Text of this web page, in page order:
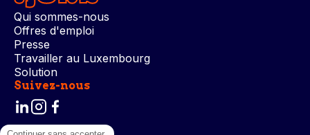
Qui sommes-nous
Offres d'emploi
Presse
Travailler au Luxembourg
Solution
Suivez-nous